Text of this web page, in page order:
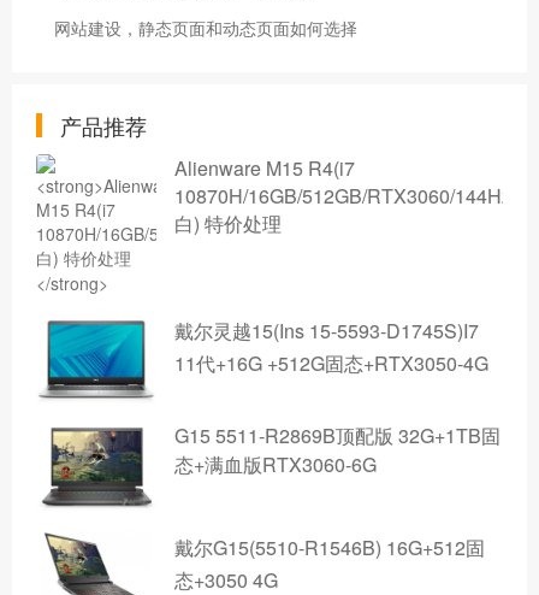
网站建设，静态页面和动态页面如何选择
产品推荐
Alienware M15 R4(i7
10870H/16GB/512GB/RTX3060/144Hz/
白) 特价处理
戴尔灵越15(Ins 15-5593-D1745S)I7
11代+16G +512G固态+RTX3050-4G
G15 5511-R2869B顶配版 32G+1TB固
态+满血版RTX3060-6G
戴尔G15(5510-R1546B) 16G+512固
态+3050 4G